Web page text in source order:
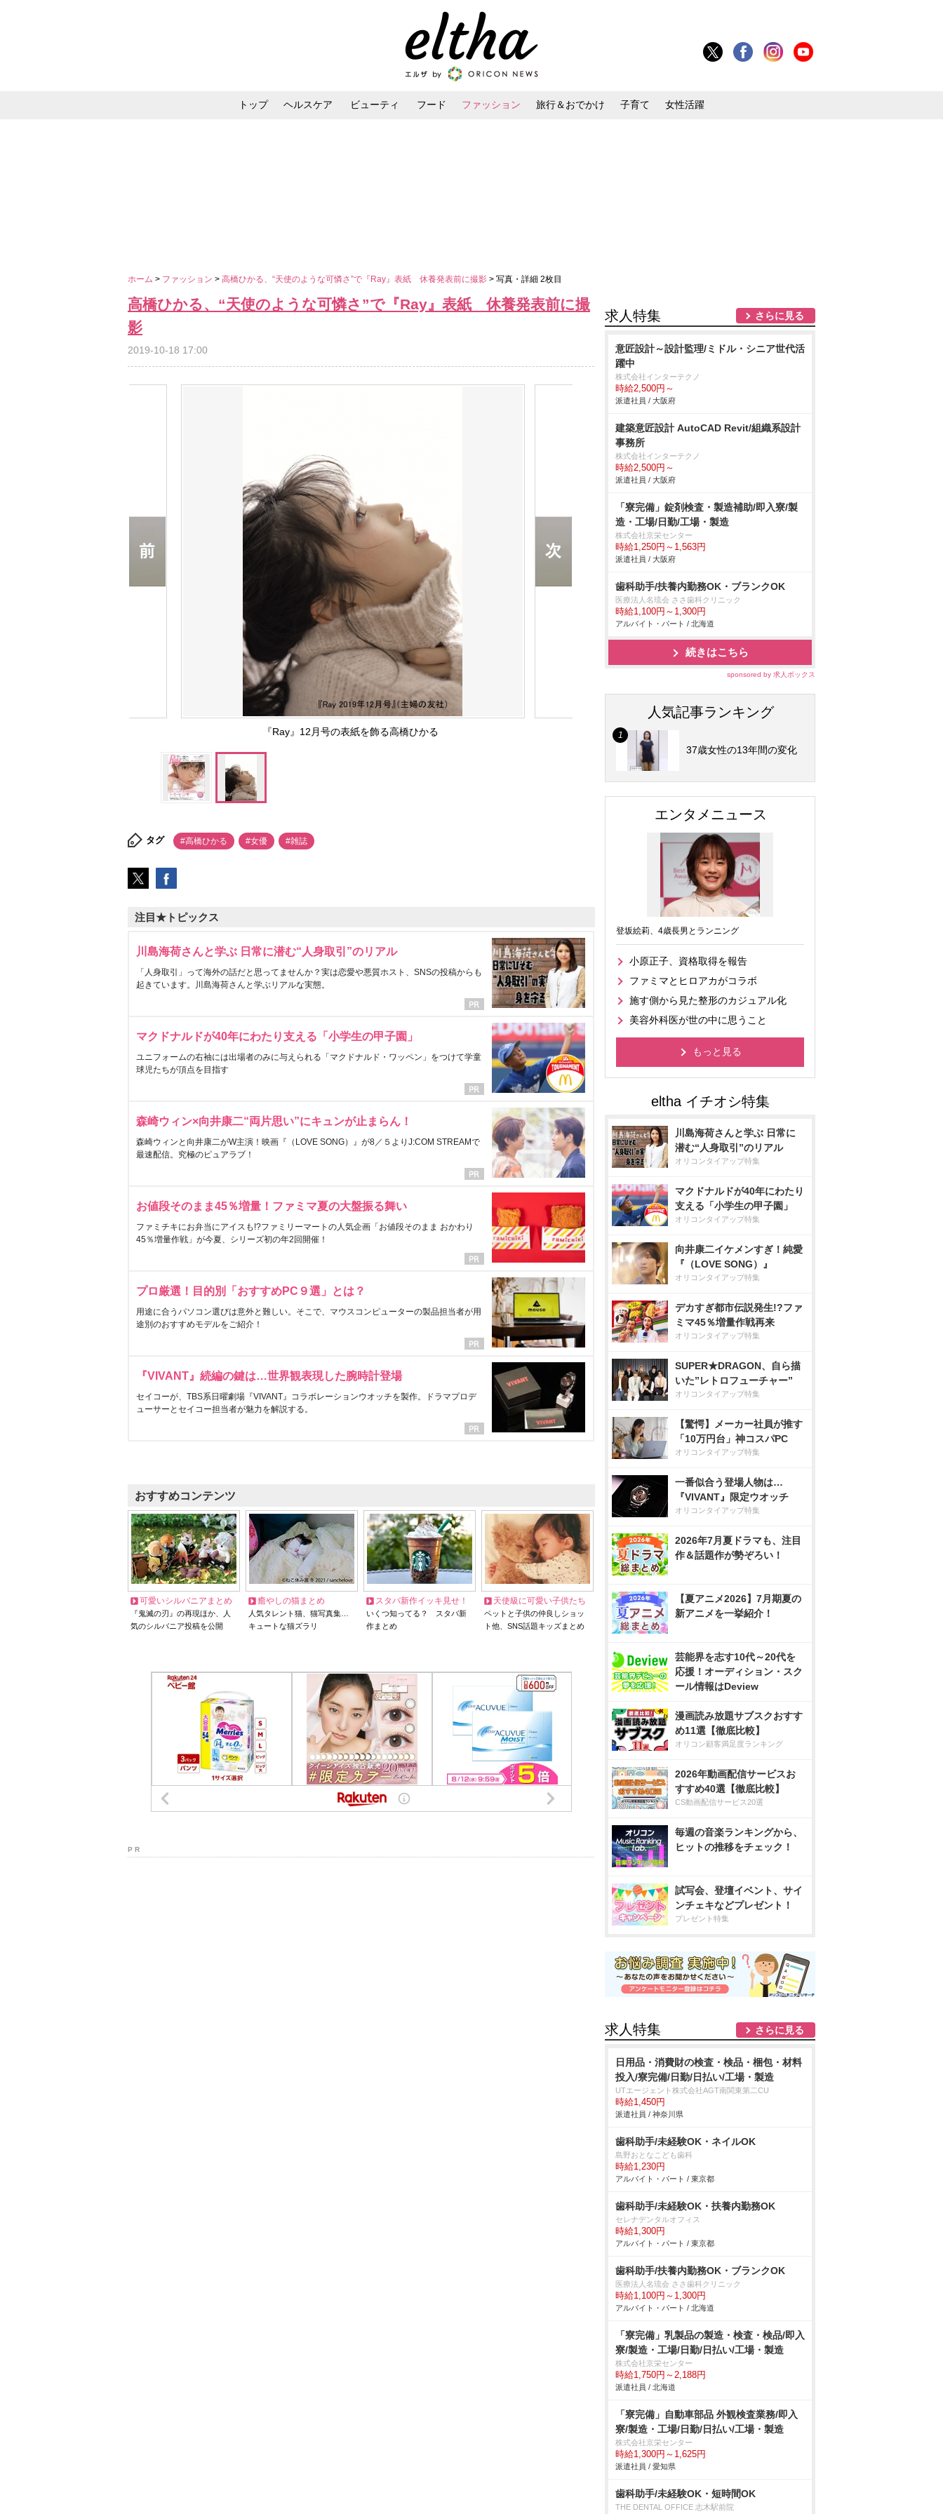
トップ ヘルスケア ビューティ フード ファッション 旅行＆おでかけ 子育て 女性活躍
ホーム > ファッション > 高橋ひかる、“天使のような可憐さ”で『Ray』表紙 休養発表前に撮影 > 写真・詳細 2枚目
高橋ひかる、“天使のような可憐さ”で『Ray』表紙 休養発表前に撮
影
2019-10-18 17:00
『Ray』12月号の表紙を飾る高橋ひかる
タグ #高橋ひかる #女優 #雑誌
注目★トピックス
川島海荷さんと学ぶ 日常に潜む“人身取引”のリアル
「人身取引」って海外の話だと思ってませんか？実は恋愛や悪質ホスト、SNSの投稿からも
起きています。川島海荷さんと学ぶリアルな実態。
マクドナルドが40年にわたり支える「小学生の甲子園」
ユニフォームの右袖には出場者のみに与えられる「マクドナルド・ワッペン」をつけて学童
球児たちが頂点を目指す
森崎ウィン×向井康二“両片思い”にキュンが止まらん！
森崎ウィンと向井康二がW主演！映画『（LOVE SONG）』が8／５よりJ:COM STREAMで
最速配信。究極のピュアラブ！
お値段そのまま45％増量！ファミマ夏の大盤振る舞い
ファミチキにお弁当にアイスも!?ファミリーマートの人気企画「お値段そのまま おかわり
45％増量作戦」が今夏、シリーズ初の年2回開催！
プロ厳選！目的別「おすすめPC９選」とは？
用途に合うパソコン選びは意外と難しい。そこで、マウスコンピューターの製品担当者が用
途別のおすすめモデルをご紹介！
『VIVANT』続編の鍵は…世界観表現した腕時計登場
セイコーが、TBS系日曜劇場『VIVANT』コラボレーションウオッチを製作。ドラマプロデ
ューサーとセイコー担当者が魅力を解説する。
おすすめコンテンツ
可愛いシルバニアまとめ
『鬼滅の刃』の再現ほか、人
気のシルバニア投稿を公開
癒やしの猫まとめ
人気タレント猫、猫写真集…
キュートな猫ズラリ
スタバ新作イッキ見せ！
いくつ知ってる？ スタバ新
作まとめ
天使級に可愛い子供たち
ペットと子供の仲良しショッ
ト他、SNS話題キッズまとめ
P R
求人特集 さらに見る
意匠設計～設計監理/ミドル・シニア世代活
躍中
株式会社インターテクノ
時給2,500円～
派遣社員 / 大阪府
建築意匠設計 AutoCAD Revit/組織系設計
事務所
株式会社インターテクノ
時給2,500円～
派遣社員 / 大阪府
「寮完備」錠剤検査・製造補助/即入寮/製
造・工場/日勤/工場・製造
株式会社京栄センター
時給1,250円～1,563円
派遣社員 / 大阪府
歯科助手/扶養内勤務OK・ブランクOK
医療法人名琉会 ささ歯科クリニック
時給1,100円～1,300円
アルバイト・パート / 北海道
続きはこちら
sponsored by 求人ボックス
人気記事ランキング
37歳女性の13年間の変化
エンタメニュース
登坂絵莉、4歳長男とランニング
小原正子、資格取得を報告
ファミマとヒロアカがコラボ
施す側から見た整形のカジュアル化
美容外科医が世の中に思うこと
もっと見る
川島海荷さんと学ぶ 日常に
潜む“人身取引”のリアル
オリコンタイアップ特集
マクドナルドが40年にわたり
支える「小学生の甲子園」
オリコンタイアップ特集
向井康二イケメンすぎ！純愛
『（LOVE SONG）』
オリコンタイアップ特集
デカすぎ都市伝説発生!?ファ
ミマ45％増量作戦再来
オリコンタイアップ特集
SUPER★DRAGON、自ら描
いた”レトロフューチャー”
オリコンタイアップ特集
【驚愕】メーカー社員が推す
「10万円台」神コスパPC
オリコンタイアップ特集
一番似合う登場人物は…
『VIVANT』限定ウオッチ
オリコンタイアップ特集
2026年7月夏ドラマも、注目
作＆話題作が勢ぞろい！
【夏アニメ2026】7月期夏の
新アニメを一挙紹介！
芸能界を志す10代～20代を
応援！オーディション・スク
ール情報はDeview
漫画読み放題サブスクおすす
め11選【徹底比較】
オリコン顧客満足度ランキング
2026年動画配信サービスお
すすめ40選【徹底比較】
CS動画配信サービス20選
毎週の音楽ランキングから、
ヒットの推移をチェック！
試写会、登壇イベント、サイ
ンチェキなどプレゼント！
プレゼント特集
求人特集 さらに見る
日用品・消費財の検査・検品・梱包・材料
投入/寮完備/日勤/日払い/工場・製造
UTエージェント株式会社AGT南関東第二CU
時給1,450円
派遣社員 / 神奈川県
歯科助手/未経験OK・ネイルOK
島野おとなこども歯科
時給1,230円
アルバイト・パート / 東京都
歯科助手/未経験OK・扶養内勤務OK
セレナデンタルオフィス
時給1,300円
アルバイト・パート / 東京都
歯科助手/扶養内勤務OK・ブランクOK
医療法人名琉会 ささ歯科クリニック
時給1,100円～1,300円
アルバイト・パート / 北海道
「寮完備」乳製品の製造・検査・検品/即入
寮/製造・工場/日勤/日払い/工場・製造
株式会社京栄センター
時給1,750円～2,188円
派遣社員 / 北海道
「寮完備」自動車部品 外観検査業務/即入
寮/製造・工場/日勤/日払い/工場・製造
株式会社京栄センター
時給1,300円～1,625円
派遣社員 / 愛知県
歯科助手/未経験OK・短時間OK
THE DENTAL OFFICE 志木駅前院